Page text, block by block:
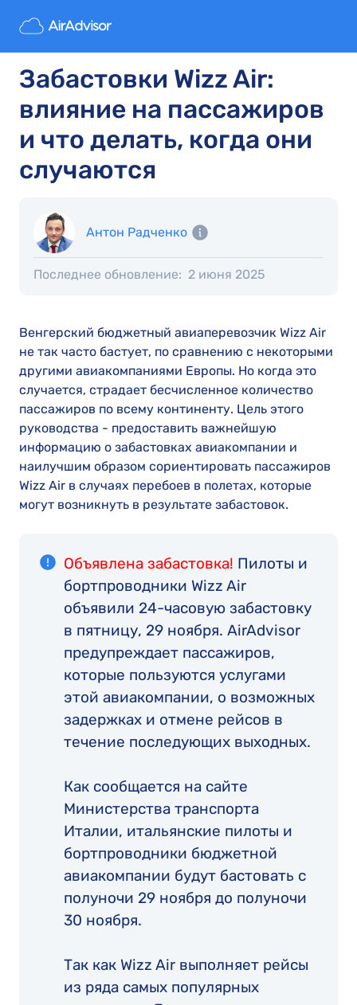
Забастовки Wizz Air:
влияние на пассажиров
и что делать, когда они
случаются
Антон Радченко
Последнее обновление: 2 июня 2025
Венгерский бюджетный авиаперевозчик Wizz Air
не так часто бастует, по сравнению с некоторыми
другими авиакомпаниями Европы. Но когда это
случается, страдает бесчисленное количество
пассажиров по всему континенту. Цель этого
руководства - предоставить важнейшую
информацию о забастовках авиакомпании и
наилучшим образом сориентировать пассажиров
Wizz Air в случаях перебоев в полетах, которые
могут возникнуть в результате забастовок.
Объявлена забастовка! Пилоты и
бортпроводники Wizz Air
объявили 24-часовую забастовку
в пятницу, 29 ноября. AirAdvisor
предупреждает пассажиров,
которые пользуются услугами
этой авиакомпании, о возможных
задержках и отмене рейсов в
течение последующих выходных.
Как сообщается на сайте
Министерства транспорта
Италии, итальянские пилоты и
бортпроводники бюджетной
авиакомпании будут бастовать с
полуночи 29 ноября до полуночи
30 ноября.
Так как Wizz Air выполняет рейсы
из ряда самых популярных